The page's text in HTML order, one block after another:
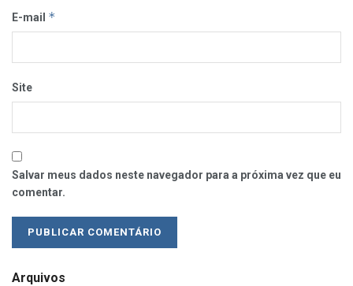
E-mail *
Site
Salvar meus dados neste navegador para a próxima vez que eu
comentar.
Arquivos